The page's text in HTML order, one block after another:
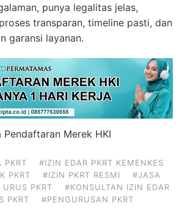
punya legalitas jelas,
transparan, timeline pasti, dan
garansi layanan.
Pendaftaran Merek HKI
PKRT
#IZIN EDAR PKRT KEMENKES
PKRT
#IZIN PKRT RESMI
#JASA
PKRT
#KONSULTAN IZIN EDAR
PKRT
#PENGURUSAN PKRT